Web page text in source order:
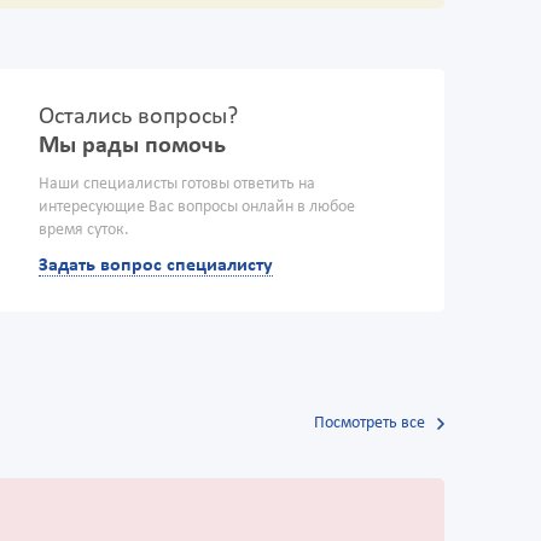
Остались вопросы?
Мы рады помочь
Наши специалисты готовы ответить на
интересующие Вас вопросы онлайн в любое
время суток.
Задать вопрос специалисту
Посмотреть все